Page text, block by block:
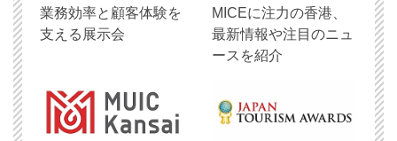
業務効率と顧客体験を
支える展示会
MICEに注力の香港、
最新情報や注目のニュ
ースを紹介